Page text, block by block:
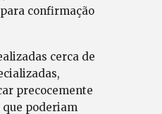
confirmação
cerca de
precocemente
poderiam